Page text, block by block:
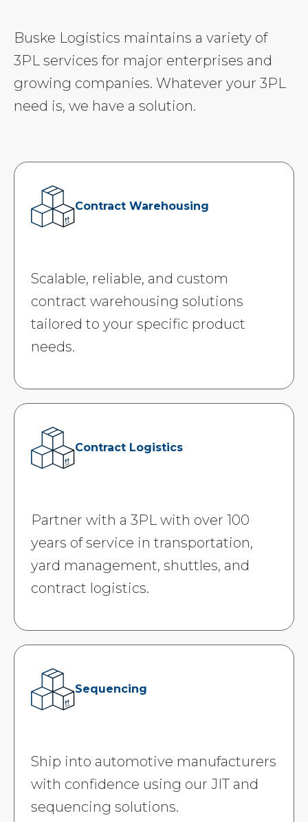
Buske Logistics maintains a variety of
3PL services for major enterprises and
growing companies. Whatever your 3PL
need is, we have a solution.
Contract Warehousing
Scalable, reliable, and custom
contract warehousing solutions
tailored to your specific product
needs.
Contract Logistics
Partner with a 3PL with over 100
years of service in transportation,
yard management, shuttles, and
contract logistics.
Sequencing
Ship into automotive manufacturers
with confidence using our JIT and
sequencing solutions.